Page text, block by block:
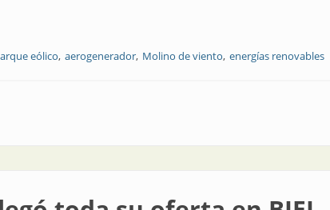
eólico aerogenerador Molino de viento energías renovables
parque eólico en Córdoba